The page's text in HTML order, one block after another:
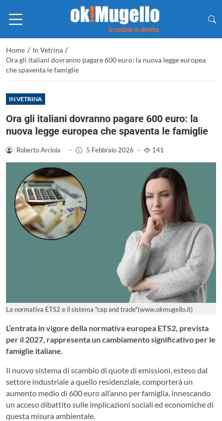
Home / In Vetrina /
Ora gli italiani dovranno pagare 600 euro: la nuova legge europea
che spaventa le famiglie
IN VETRINA
Ora gli italiani dovranno pagare 600 euro: la
nuova legge europea che spaventa le famiglie
Roberto Arciola - 5 Febbraio 2026 - 141
La normativa ETS2 e il sistema "cap and trade"(www.okmugello.it)
L’entrata in vigore della normativa europea ETS2, prevista
per il 2027, rappresenta un cambiamento significativo per le
famiglie italiane.
Il nuovo sistema di scambio di quote di emissioni, esteso dal
settore industriale a quello residenziale, comporterà un
aumento medio di 600 euro all’anno per famiglia, innescando
un acceso dibattito sulle implicazioni sociali ed economiche di
questa misura ambientale.